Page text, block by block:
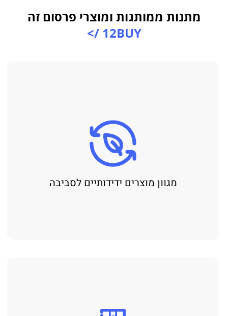
מתנות ממותגות ומוצרי פרסום זה
12BUY />
מגוון מוצרים ידידותיים לסביבה